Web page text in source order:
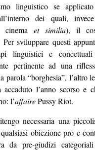
linguistico se
dei quali,
cinema et similia), il
Per sviluppare questi
linguistici e
pertinente ad una
parola “borghesia”, l’altro
accaduto l’anno scorso e
l’affairePussy Riot.
necessaria una
obiezione pro e
da pre-giudizi